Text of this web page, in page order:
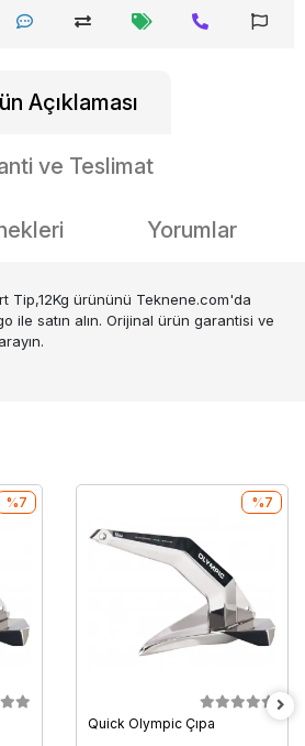
Açıklaması
ve Teslimat
Yorumlar
Tip,12Kg ürününü Teknene.com'da
ile satın alın. Orijinal ürün garantisi ve
%7
Quick Olympic Çıpa
%7